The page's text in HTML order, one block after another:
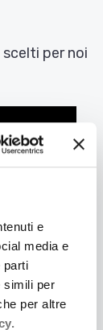
e
media e
parti
simili per
per altre
per noi